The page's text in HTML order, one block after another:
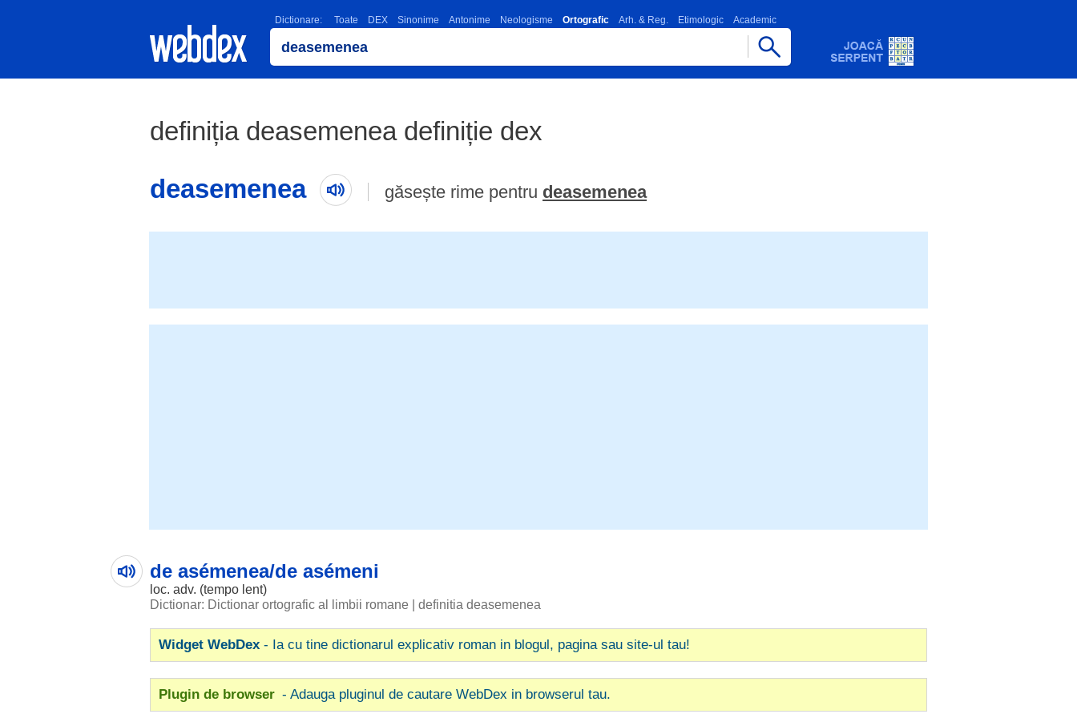
Dictionare: Toate DEX Sinonime Antonime Neologisme Ortografic Arh. & Reg. Etimologic Academic
definiția deasemenea definiție dex
deasemenea
găsește rime pentru deasemenea
de asémenea/de asémeni
loc. adv. (tempo lent)
Dictionar: Dictionar ortografic al limbii romane
definitia deasemenea
Widget WebDex - Ia cu tine dictionarul explicativ roman in blogul, pagina sau site-ul tau!
Plugin de browser - Adauga pluginul de cautare WebDex in browserul tau.